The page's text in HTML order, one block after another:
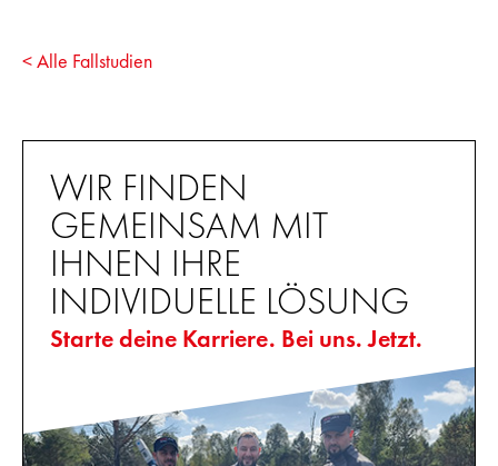
< Alle Fallstudien
WIR FINDEN
GEMEINSAM MIT
IHNEN IHRE
INDIVIDUELLE LÖSUNG
Starte deine Karriere. Bei uns. Jetzt.